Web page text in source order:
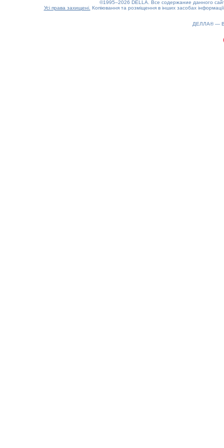
©1995–2026 DELLA. Все содержание данного
Усі права захищені. Копіювання та розміщення в інших засобах
ДЕЛЛА® —